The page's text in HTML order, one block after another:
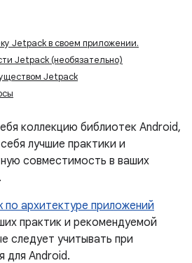
Jetpack в своем приложении.
Jetpack (необязательно)
Jetpack
коллекцию библиотек Android,
лучшие практики и
совместимость в ваших
архитектуре приложений
практик и рекомендуемой
следует учитывать при
для Android.